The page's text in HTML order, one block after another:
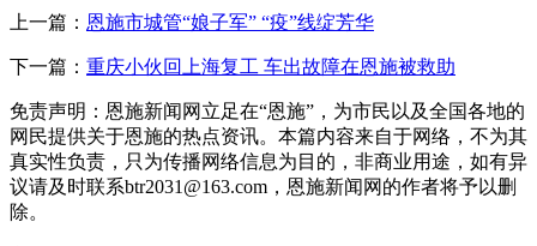
上一篇： 恩施市城管“娘子军” “疫”线绽芳华
下一篇： 重庆小伙回上海复工 车出故障在恩施被救助
免责声明：恩施新闻网立足在“恩施”，为市民以及全国各地的
网民提供关于恩施的热点资讯。本篇内容来自于网络，不为其
真实性负责，只为传播网络信息为目的，非商业用途，如有异
议请及时联系btr2031@163.com，恩施新闻网的作者将予以删
除。